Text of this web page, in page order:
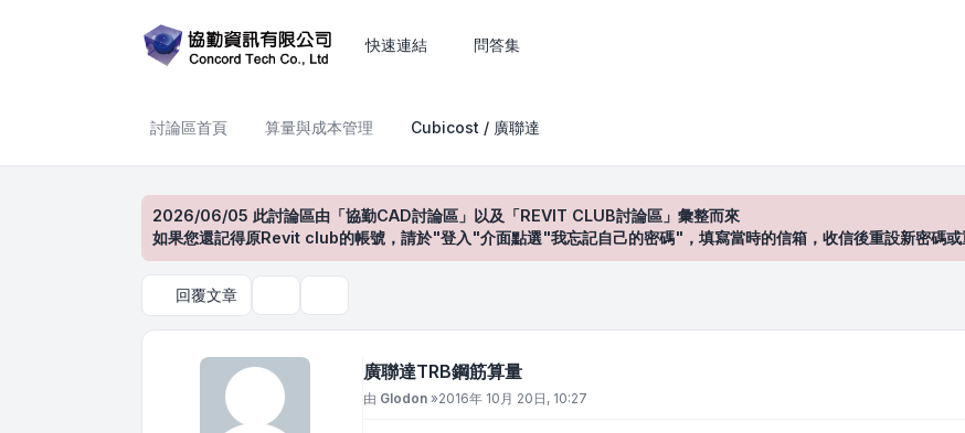
快速連結 問答集
討論區首頁 算量與成本管理 Cubicost / 廣聯達
2026/06/05 此討論區由「協勤CAD討論區」以及「REVIT CLUB討論區」彙整而來
如果您還記得原Revit club的帳號，請於"登入"介面點選"我忘記自己的密碼"，填寫當時的信箱，收信後重設新密碼或
回覆文章
廣聯達TRB鋼筋算量
文章
由 Glodon »2016年 10月 20日, 10:27